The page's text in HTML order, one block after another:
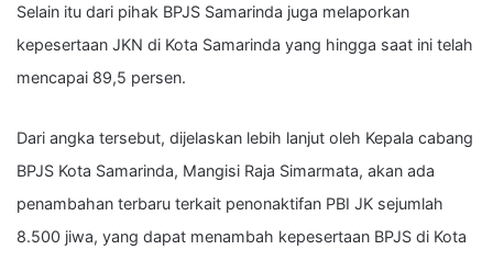
Selain itu dari pihak BPJS Samarinda juga melaporkan
kepesertaan JKN di Kota Samarinda yang hingga saat ini telah
mencapai 89,5 persen.
Dari angka tersebut, dijelaskan lebih lanjut oleh Kepala cabang
BPJS Kota Samarinda, Mangisi Raja Simarmata, akan ada
penambahan terbaru terkait penonaktifan PBI JK sejumlah
8.500 jiwa, yang dapat menambah kepesertaan BPJS di Kota